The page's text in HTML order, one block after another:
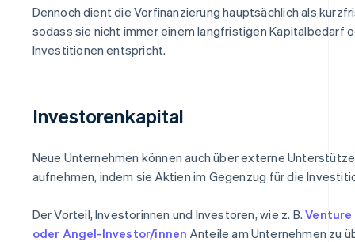
Dennoch dient die Vorfinanzierung hauptsächlich als
sodass sie nicht immer einem langfristigen Kapitalbedarf
Investitionen entspricht.
Investorenkapital
Neue Unternehmen können auch über externe
aufnehmen, indem sie Aktien im Gegenzug für die
Der Vorteil, Investorinnen und Investoren, wie z. B.
oder Angel-Investor/innen Anteile am Unternehmen zu